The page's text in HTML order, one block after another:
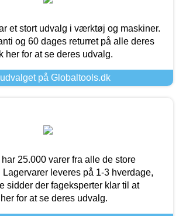
et stort udvalg i værktøj og maskiner.
og 60 dages returret på alle deres
her for at se deres udvalg.
på Globaltools.dk
25.000 varer fra alle de store
leveres på 1-3 hverdage,
sidder der fageksperter klar til at
for at se deres udvalg.